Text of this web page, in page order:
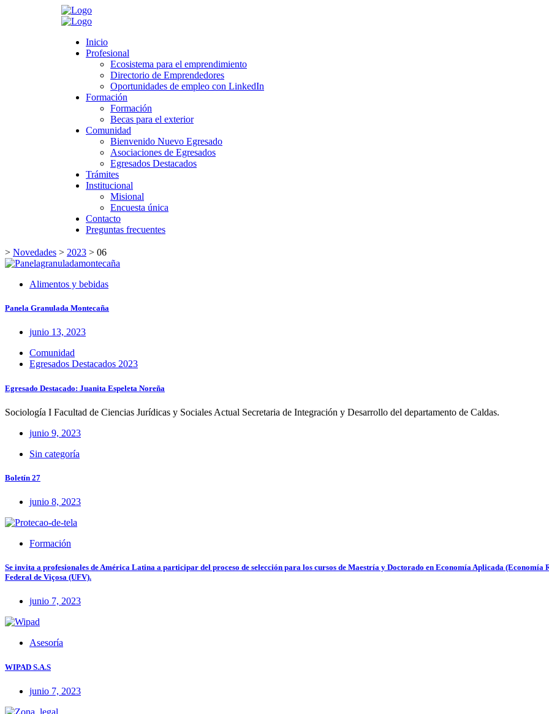
Inicio
Profesional
Ecosistema para el emprendimiento
Directorio de Emprendedores
Oportunidades de empleo con LinkedIn
Formación
Formación
Becas para el exterior
Comunidad
Bienvenido Nuevo Egresado
Asociaciones de Egresados
Egresados Destacados
Trámites
Institucional
Misional
Encuesta única
Contacto
Preguntas frecuentes
Ecosistema para el emprendimiento
Directorio de Emprendedores
Oportunidades de empleo con LinkedIn
Becas para el exterior
Bienvenido Nuevo Egresado
Asociaciones de Egresados
Egresados Destacados
Institucional
Encuesta única
Preguntas frecuentes
> Novedades > 2023 > 06
Alimentos y bebidas
Panela Granulada Montecaña
junio 13, 2023
Comunidad
Egresados Destacados 2023
Egresado Destacado: Juanita Espeleta Noreña
Sociología I Facultad de Ciencias Jurídicas y Sociales Actual Secretaria de Integración y Desarrollo del departamento de Caldas.
junio 9, 2023
Sin categoría
Boletín 27
junio 8, 2023
Formación
Se invita a profesionales de América Latina a participar del proceso de selección para los cursos de Maestría y Doctorado en Economía Aplicada
Federal de Viçosa (UFV).
junio 7, 2023
Asesoría
WIPAD S.A.S
junio 7, 2023